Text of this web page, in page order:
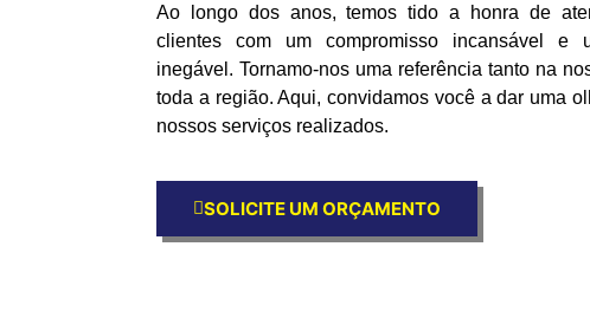
Ao longo dos anos, temos tido a honra de
clientes com um compromisso incansável e
inegável. Tornamo-nos uma referência tanto na
toda a região. Aqui, convidamos você a dar uma
nossos serviços realizados.
SOLICITE UM ORÇAMENTO